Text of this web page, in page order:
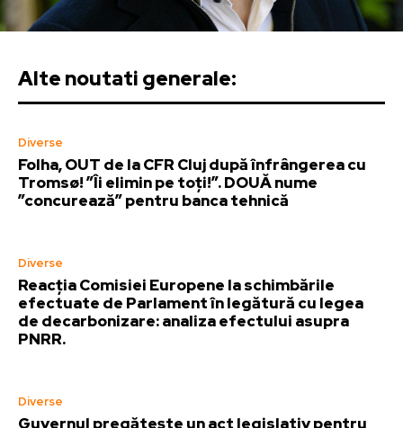
Alte noutati generale:
Diverse
Folha, OUT de la CFR Cluj după înfrângerea cu
Tromsø! ”Îi elimin pe toți!”. DOUĂ nume
”concurează” pentru banca tehnică
Diverse
Reacția Comisiei Europene la schimbările
efectuate de Parlament în legătură cu legea
de decarbonizare: analiza efectului asupra
PNRR.
Diverse
Guvernul pregătește un act legislativ pentru